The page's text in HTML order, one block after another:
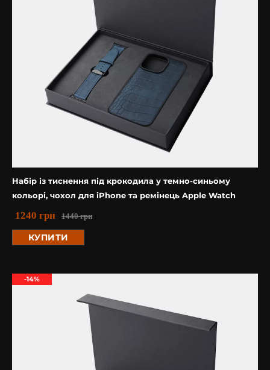
Набір із тиснення під крокодила у темно-синьому
кольорі, чохол для iPhone та ремінець Apple Watch
1440грн
1240 грн
КУПИТИ
-14%